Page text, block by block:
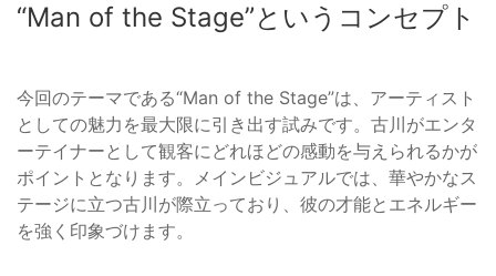
“Man of the Stage”というコンセプト
今回のテーマである“Man of the Stage”は、アーティスト
としての魅力を最大限に引き出す試みです。古川がエンタ
ーテイナーとして観客にどれほどの感動を与えられるかが
ポイントとなります。メインビジュアルでは、華やかなス
テージに立つ古川が際立っており、彼の才能とエネルギー
を強く印象づけます。